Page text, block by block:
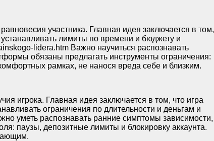
участника. Главная идея заключается в том,
лимиты по времени и бюджету и
lidera.htm Важно научиться распознавать
обязаны предлагать инструменты ограничения:
рамках, не нанося вреда себе и близким.
игрока. Главная идея заключается в том, что игра
ограничения по длительности и деньгам и
уметь распознавать ранние симптомы зависимости,
паузы, депозитные лимиты и блокировку аккаунта.